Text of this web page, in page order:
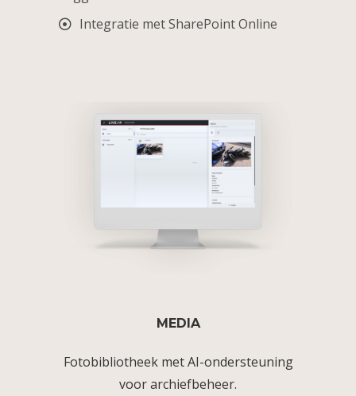
Integratie met SharePoint Online
MEDIA
Fotobibliotheek met AI-ondersteuning
voor archiefbeheer.